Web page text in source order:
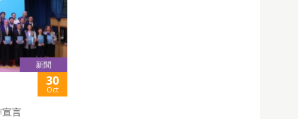
新聞
30
Oct
言